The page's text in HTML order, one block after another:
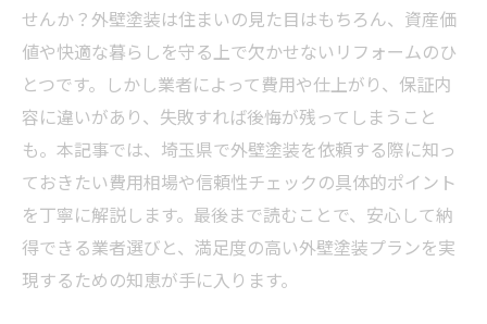
せんか？外壁塗装は住まいの見た目はもちろん、資産価
値や快適な暮らしを守る上で欠かせないリフォームのひ
とつです。しかし業者によって費用や仕上がり、保証内
容に違いがあり、失敗すれば後悔が残ってしまうこと
も。本記事では、埼玉県で外壁塗装を依頼する際に知っ
ておきたい費用相場や信頼性チェックの具体的ポイント
を丁寧に解説します。最後まで読むことで、安心して納
得できる業者選びと、満足度の高い外壁塗装プランを実
現するための知恵が手に入ります。